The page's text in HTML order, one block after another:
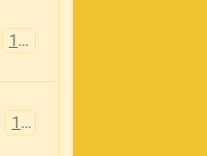
136
107